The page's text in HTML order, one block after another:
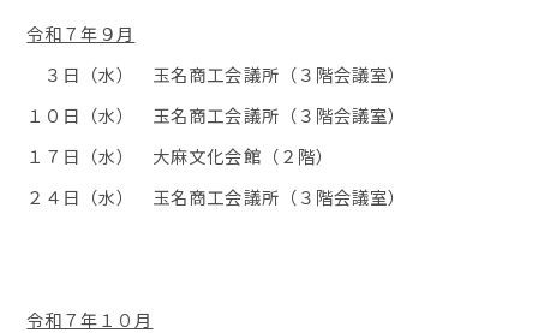
令和７年９月
３日（水） 玉名商工会議所（３階会議室）
１０日（水） 玉名商工会議所（３階会議室）
１７日（水） 大麻文化会館（２階）
２４日（水） 玉名商工会議所（３階会議室）
令和７年１０月